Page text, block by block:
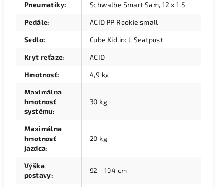
Pneumatiky: Schwalbe Smart Sam, 12 x 1.5
Pedále: ACID PP Rookie small
Sedlo: Cube Kid incl. Seatpost
Kryt reťaze: ACID
Hmotnosť: 4,9 kg
Maximálna
hmotnosť
systému:
30 kg
Maximálna
hmotnosť
jazdca:
20 kg
Výška
postavy:
92 - 104 cm